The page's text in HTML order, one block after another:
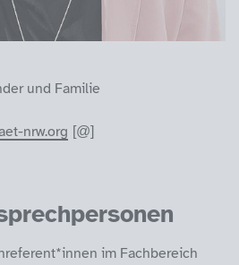
und Familie
nrw.org
im Fachbereich